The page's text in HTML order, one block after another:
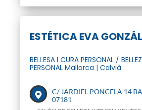
ESTÉTICA EVA
BELLESA I CURA PERSONAL /
PERSONAL Mallorca | Calvià
C/ JARDIEL PONCELA 14
07181